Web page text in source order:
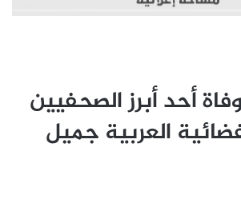
أحد أبرز الصحفيين
العربية جميل